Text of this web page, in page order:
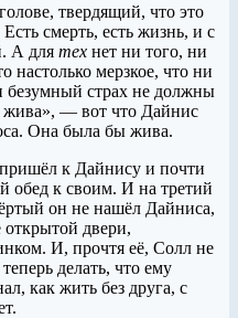
твердящий, что это
смерть, есть жизнь, и с
А для тех нет ни того, ни
настолько мерзкое, что ни
безумный страх не должны
жива», — вот что Дайнис
Она была бы жива.
к Дайнису и почти
обед к своим. И на третий
он не нашёл Дайниса,
открытой двери,
И, прочтя её, Солл не
делать, что ему
как жить без друга, с